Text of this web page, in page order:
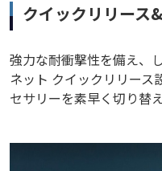
クイックリリース
強力な耐衝撃性を備え、
ネット クイックリリース
セサリーを素早く切り替